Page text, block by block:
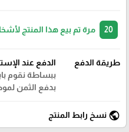
مرة تم بيع هذا المنتج
طريقة الدفع
الدفع عند
ببساطة نقوم
بدفع الثمن
public نسخ رابط المنتج